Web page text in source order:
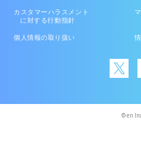
カスタマーハラスメント
に対する行動指針
個人情報の取り扱い
© en